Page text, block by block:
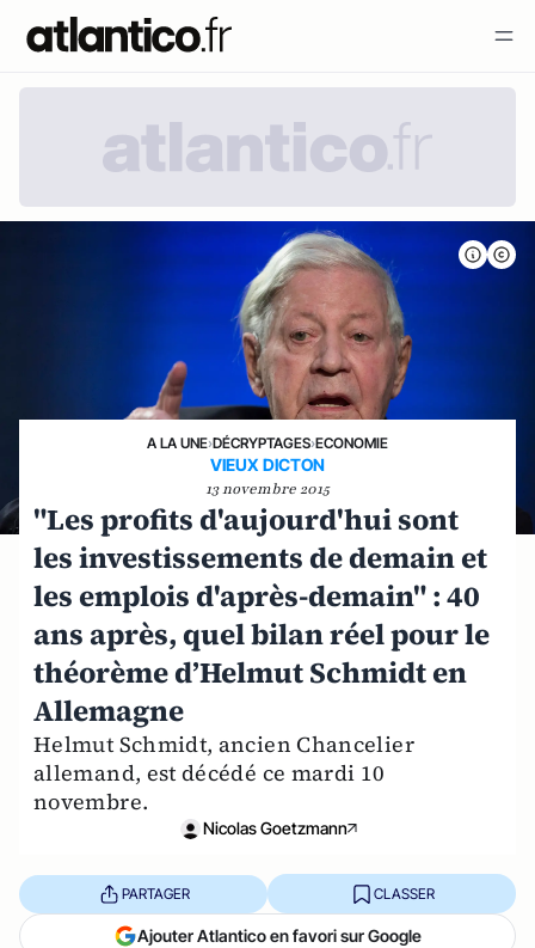
A LA UNE›DÉCRYPTAGES›ECONOMIE
VIEUX DICTON
13 novembre 2015
"Les profits d'aujourd'hui sont
les investissements de demain et
les emplois d'après-demain" : 40
ans après, quel bilan réel pour le
théorème d’Helmut Schmidt en
Allemagne
Helmut Schmidt, ancien Chancelier
allemand, est décédé ce mardi 10
novembre.
Nicolas Goetzmann
PARTAGER CLASSER
Ajouter Atlantico en favori sur Google